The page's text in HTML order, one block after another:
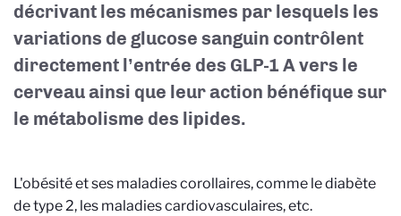
décrivant les mécanismes par lesquels les
variations de glucose sanguin contrôlent
directement l’entrée des GLP-1 A vers le
cerveau ainsi que leur action bénéfique sur
le métabolisme des lipides.
L'obésité et ses maladies corollaires, comme le diabète
de type 2, les maladies cardiovasculaires, etc.